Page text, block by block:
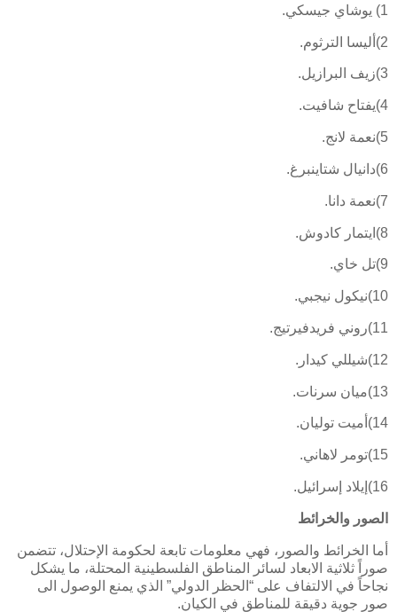
1) يوشاي جيسكي.
2)أليسا الترثوم.
3)زيف البرازيل.
4)يفتاح شافيت.
5)نعمة لانج.
6)دانيال شتاينبرغ.
7)نعمة دانا.
8)ايتمار كادوش.
9)تل خاي.
10)نيكول نيجبي.
11)روني فريدفيرتيج.
12)شيللي كيدار.
13)ميان سرنات.
14)أميت توليان.
15)تومر لاهاني.
16)إيلاد إسرائيل.
الصور والخرائط
أما الخرائط والصور، فهي معلومات تابعة لحكومة الإحتلال، تتضمن
صوراً ثلاثية الابعاد لسائر المناطق الفلسطينية المحتلة، ما يشكل
نجاحاً في الالتفاف على “الحظر الدولي” الذي يمنع الوصول الى
صور جوية دقيقة للمناطق في الكيان.